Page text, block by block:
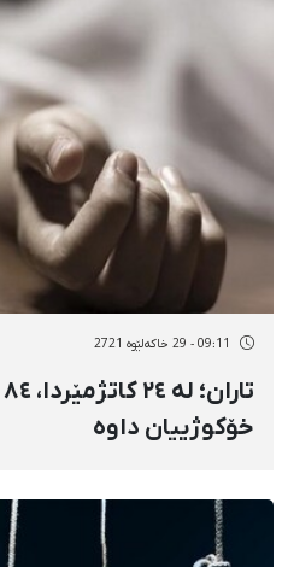
09:11 - 29 خاکەلێوه 2721
خۆکوژییان داوە